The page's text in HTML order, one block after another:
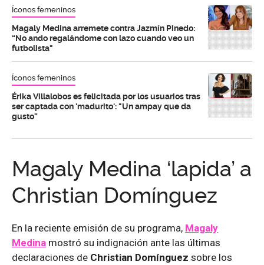
Íconos femeninos
Magaly Medina arremete contra Jazmín Pinedo:
“No ando regalándome con lazo cuando veo un
futbolista"
Íconos femeninos
Érika Villalobos es felicitada por los usuarios tras
ser captada con 'madurito': "Un ampay que da
gusto”
Magaly Medina ‘lapida’ a
Christian Domínguez
En la reciente emisión de su programa, Magaly
Medina mostró su indignación ante las últimas
declaraciones de Christian Domínguez sobre los